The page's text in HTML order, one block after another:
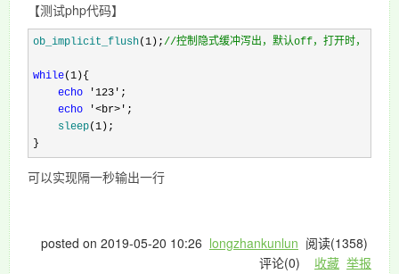
【测试php代码】
ob_implicit_flush(1);//控制隐式缓冲泻出，默认off，打开时，对
while(1 ){
echo '123' ;
echo '<br>' ;
sleep(1 );
}
可以实现隔一秒输出一行
posted on 2019-05-20 10:26 longzhankunlun 阅读(1358)
评论(0) 收藏 举报